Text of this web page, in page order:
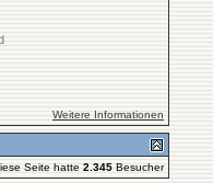
Weitere Informationen
Seite hatte 2.345 Besucher